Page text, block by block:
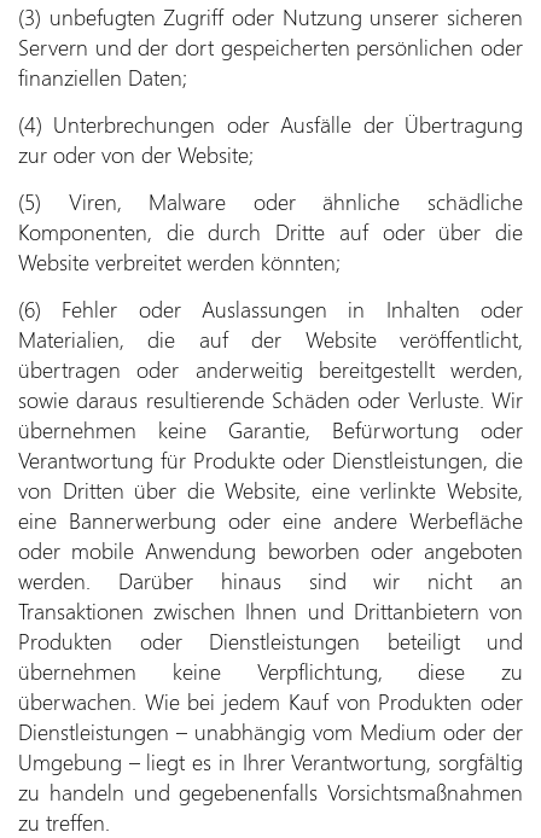
(3) unbefugten Zugriff oder Nutzung unserer sicheren
Servern und der dort gespeicherten persönlichen oder
finanziellen Daten;
(4) Unterbrechungen oder Ausfälle der Übertragung
zur oder von der Website;
(5) Viren, Malware oder ähnliche schädliche
Komponenten, die durch Dritte auf oder über die
Website verbreitet werden könnten;
(6) Fehler oder Auslassungen in Inhalten oder
Materialien, die auf der Website veröffentlicht,
übertragen oder anderweitig bereitgestellt werden,
sowie daraus resultierende Schäden oder Verluste. Wir
übernehmen keine Garantie, Befürwortung oder
Verantwortung für Produkte oder Dienstleistungen, die
von Dritten über die Website, eine verlinkte Website,
eine Bannerwerbung oder eine andere Werbefläche
oder mobile Anwendung beworben oder angeboten
werden. Darüber hinaus sind wir nicht an
Transaktionen zwischen Ihnen und Drittanbietern von
Produkten oder Dienstleistungen beteiligt und
übernehmen keine Verpflichtung, diese zu
überwachen. Wie bei jedem Kauf von Produkten oder
Dienstleistungen – unabhängig vom Medium oder der
Umgebung – liegt es in Ihrer Verantwortung, sorgfältig
zu handeln und gegebenenfalls Vorsichtsmaßnahmen
zu treffen.